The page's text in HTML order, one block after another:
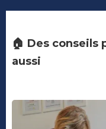
🏠 Des conseils
aussi